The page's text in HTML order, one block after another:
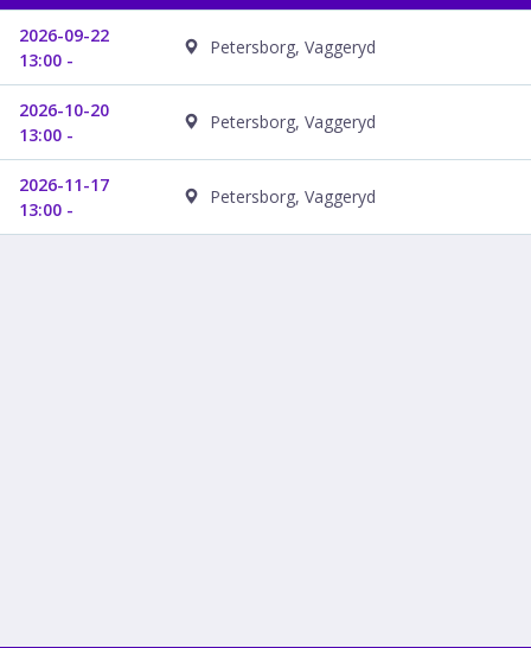
2026-09-22
13:00 -
Petersborg, Vaggeryd
2026-10-20
13:00 -
Petersborg, Vaggeryd
2026-11-17
13:00 -
Petersborg, Vaggeryd